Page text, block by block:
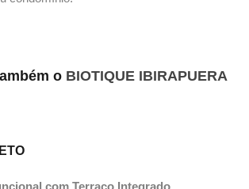
o BIOTIQUE IBIRAPUERA
com Terraço Integrado